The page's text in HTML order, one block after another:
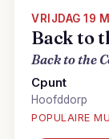
VRIJDAG 19
Back to
Back to the
Cpunt
Hoofddorp
POPULAIRE